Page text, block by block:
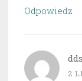
Odpowiedz
2